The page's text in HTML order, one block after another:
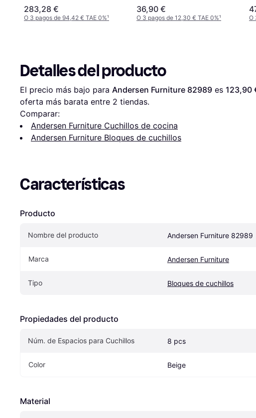
283,28 €
O 3 pagos de 94,42 € TAE 0%¹
10.7 x 10.7 cm
36,90 €
O 3 pagos de 12,30 € TAE 0%¹ O
Detalles del producto
El precio más bajo para Andersen Furniture 82989 es 123,90
oferta más barata entre 2 tiendas.
Comparar:
Andersen Furniture Cuchillos de cocina
Andersen Furniture Bloques de cuchillos
Características
Producto
Nombre del producto Andersen Furniture 82989
Marca Andersen Furniture
Tipo Bloques de cuchillos
Propiedades del producto
Núm. de Espacios para Cuchillos 8 pcs
Color Beige
Material